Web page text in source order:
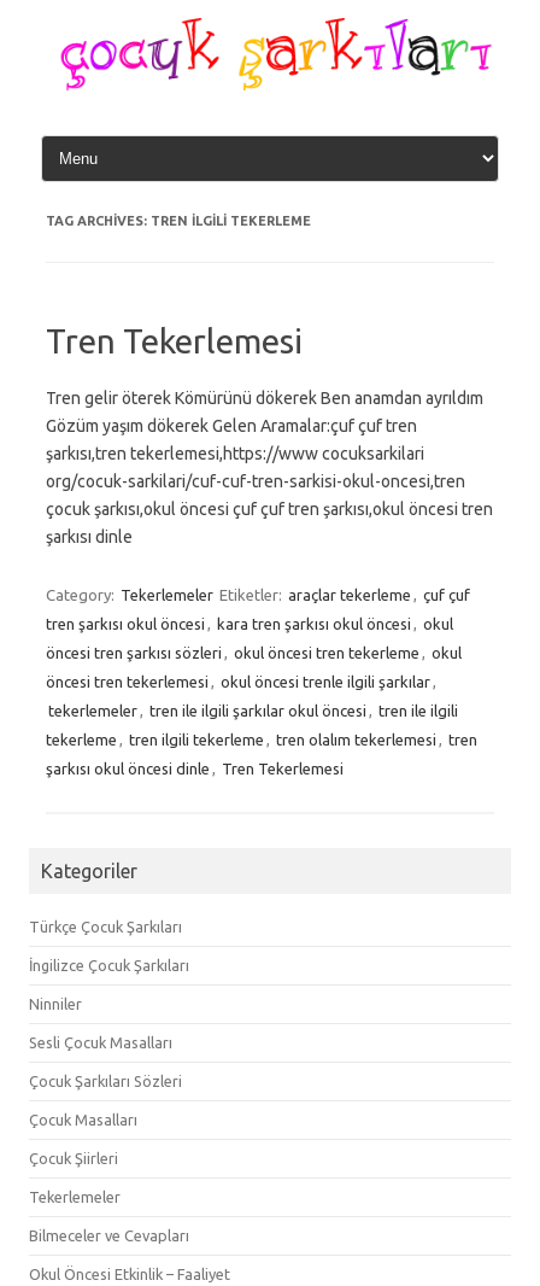
content
TAG ARCHIVES: TREN ILGILI TEKERLEME
Tren Tekerlemesi
Tren gelir öterek Kömürünü dökerek Ben anamdan ayrıldım
Gözüm yaşım dökerek Gelen Aramalar:çuf çuf tren
şarkısı,tren tekerlemesi,https://www cocuksarkilari
org/cocuk-sarkilari/cuf-cuf-tren-sarkisi-okul-oncesi,tren
çocuk şarkısı,okul öncesi çuf çuf tren şarkısı,okul öncesi tren
şarkısı dinle
Category: Tekerlemeler Etiketler: araçlar tekerleme
çuf çuf
tren şarkısı okul öncesi
kara tren şarkısı okul öncesi
okul
öncesi tren şarkısı sözleri
okul öncesi tren tekerleme
okul
öncesi tren tekerlemesi
okul öncesi trenle ilgili şarkılar
tekerlemeler
tren ile ilgili şarkılar okul öncesi
tren ile ilgili
tekerleme
tren ilgili tekerleme tren olalım tekerlemesi
tren
şarkısı okul öncesi dinle
Tren Tekerlemesi
Kategoriler
Türkçe Çocuk Şarkıları
İngilizce Çocuk Şarkıları
Ninniler
Sesli Çocuk Masalları
Çocuk Şarkıları Sözleri
Çocuk Masalları
Çocuk Şiirleri
Tekerlemeler
Bilmeceler ve Cevapları
Okul Öncesi Etkinlik – Faaliyet